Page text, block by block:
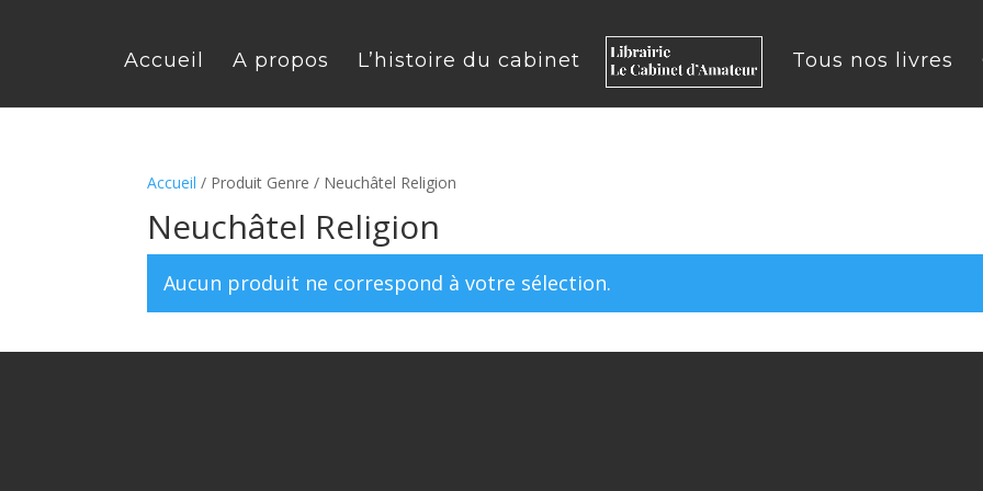
Accueil A propos L’histoire du cabinet Tous nos livres
Accueil / Produit Genre / Neuchâtel Religion
Neuchâtel Religion
Aucun produit ne correspond à votre sélection.